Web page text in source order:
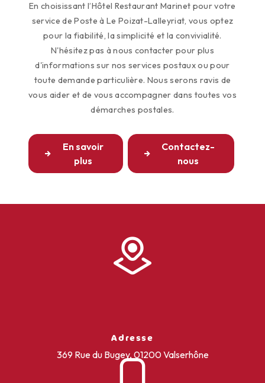
En choisissant l’Hôtel Restaurant Marinet pour votre
service de Poste à Le Poizat-Lalleyriat, vous optez
pour la fiabilité, la simplicité et la convivialité.
N'hésitez pas à nous contacter pour plus
d'informations sur nos services postaux ou pour
toute demande particulière. Nous serons ravis de
vous aider et de vous accompagner dans toutes vos
démarches postales.
En savoir
plus
Contactez-
nous
Adresse
369 Rue du Bugey, 01200 Valserhône